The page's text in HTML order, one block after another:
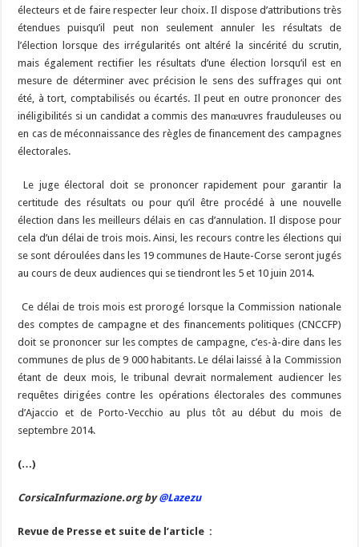
électeurs et de faire respecter leur choix. Il dispose d’attributions très
étendues puisqu’il peut non seulement annuler les résultats de
l’élection lorsque des irrégularités ont altéré la sincérité du scrutin,
mais également rectifier les résultats d’une élection lorsqu’il est en
mesure de déterminer avec précision le sens des suffrages qui ont
été, à tort, comptabilisés ou écartés. Il peut en outre prononcer des
inéligibilités si un candidat a commis des manœuvres frauduleuses ou
en cas de méconnaissance des règles de financement des campagnes
électorales.
Le juge électoral doit se prononcer rapidement pour garantir la
certitude des résultats ou pour qu’il être procédé à une nouvelle
élection dans les meilleurs délais en cas d’annulation. Il dispose pour
cela d’un délai de trois mois. Ainsi, les recours contre les élections qui
se sont déroulées dans les 19 communes de Haute-Corse seront jugés
au cours de deux audiences qui se tiendront les 5 et 10 juin 2014.
Ce délai de trois mois est prorogé lorsque la Commission nationale
des comptes de campagne et des financements politiques (CNCCFP)
doit se prononcer sur les comptes de campagne, c’es-à-dire dans les
communes de plus de 9 000 habitants. Le délai laissé à la Commission
étant de deux mois, le tribunal devrait normalement audiencer les
requêtes dirigées contre les opérations électorales des communes
d’Ajaccio et de Porto-Vecchio au plus tôt au début du mois de
septembre 2014.
(…)
CorsicaInfurmazione.org by@Lazezu
Revue de Presse et suite de l’article :